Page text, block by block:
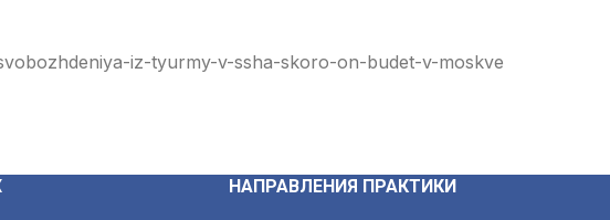
iz-tyurmy-v-ssha-skoro-on-budet-v-moskve
НАПРАВЛЕНИЯ ПРАКТИКИ